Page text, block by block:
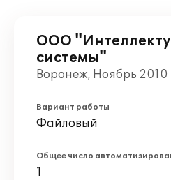
ООО
системы"
Воронеж, Ноябрь 2010
Вариант работы
Файловый
Общее число
1